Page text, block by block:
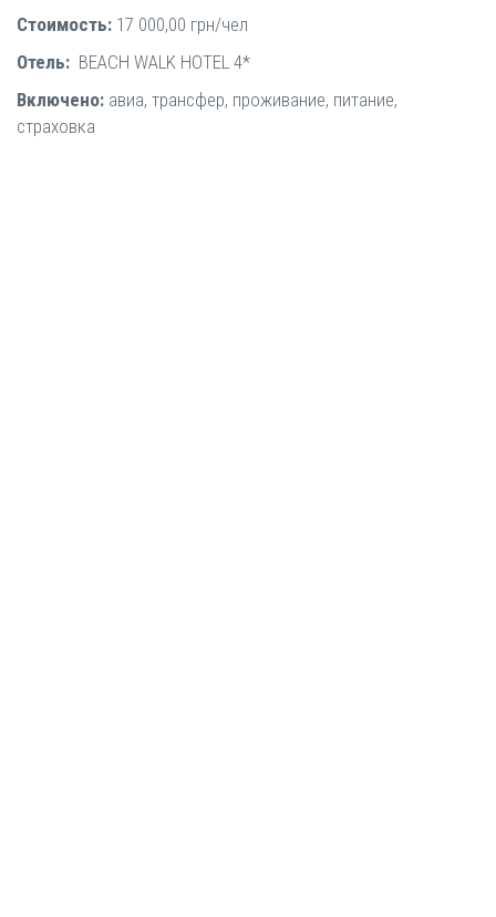
Стоимость: 17 000,00 грн/чел
Отель: BEACH WALK HOTEL 4*
Включено: авиа, трансфер, проживание, питание,
страховка